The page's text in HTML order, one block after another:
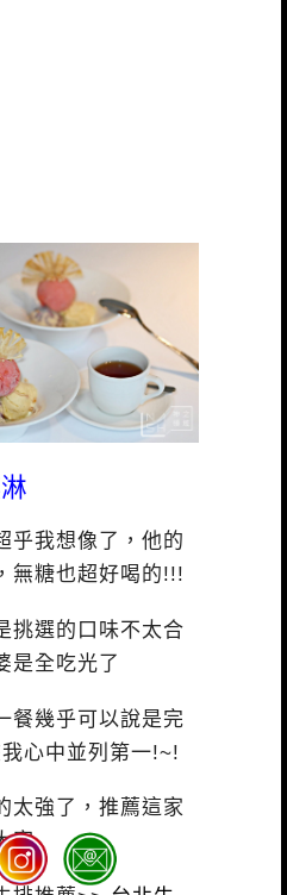
乎我想像了，他的
無糖也超好喝的!!!
挑選的口味不太合
是全吃光了
餐幾乎可以說是完
心中並列第一!~!
太強了，推薦這家
家